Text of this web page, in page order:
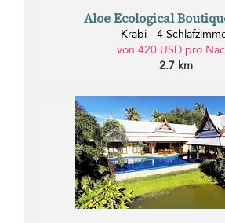
Aloe Ecological
Krabi - 4
von 420 USD pro
2.7 km